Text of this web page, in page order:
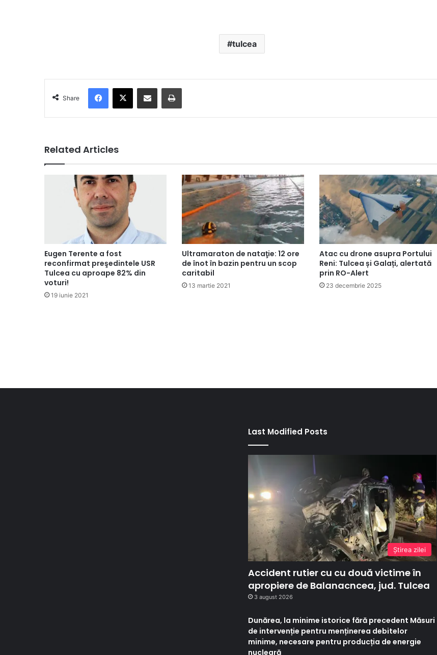
tulcea
Share
Related Articles
Eugen Terente a fost
reconfirmat preşedintele USR
Tulcea cu aproape 82% din
voturi!
19 iunie 2021
Ultramaraton de nataţie: 12 ore
de înot în bazin pentru un scop
caritabil
13 martie 2021
Atac cu drone asupra Portului
Reni: Tulcea și Galați, alertată
prin RO-Alert
23 decembrie 2025
Last Modified Posts
Ştirea zilei
Accident rutier cu cu două victime în
apropiere de Balanacncea, jud. Tulcea
3 august 2026
Dunărea, la minime istorice fără precedent Măsuri
de intervenție pentru menținerea debitelor
minime, necesare pentru producția de energie
nucleară